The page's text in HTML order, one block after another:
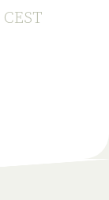
CEST